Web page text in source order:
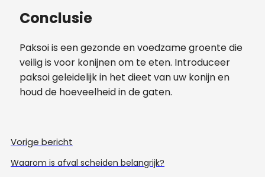
Conclusie
Paksoi is een gezonde en voedzame groente die
veilig is voor konijnen om te eten. Introduceer
paksoi geleidelijk in het dieet van uw konijn en
houd de hoeveelheid in de gaten.
Vorige bericht
Waarom is afval scheiden belangrijk?